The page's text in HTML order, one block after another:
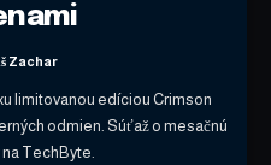
Zachar
limitovanou edíciou Crimson
odmien. Súťaž o mesačnú
TechByte.